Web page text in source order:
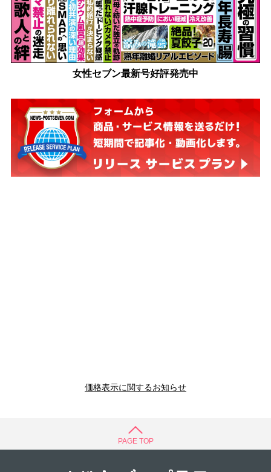
女性セブン最新号好評発売中
価格表示に関するお知らせ
PAGE TOP